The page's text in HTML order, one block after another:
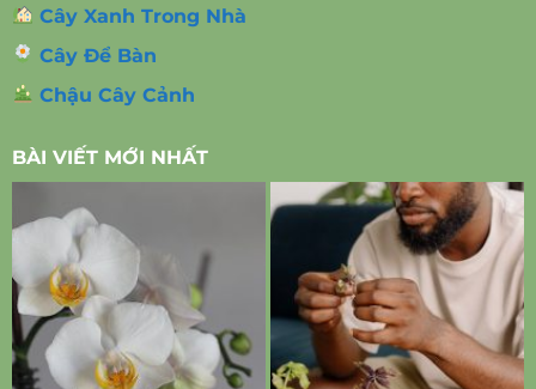
Cây Xanh Trong Nhà
Cây Để Bàn
Chậu Cây Cảnh
BÀI VIẾT MỚI NHẤT